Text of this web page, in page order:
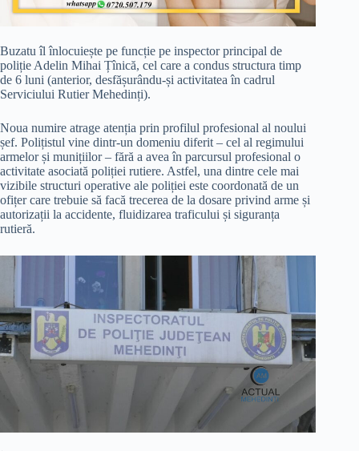
Buzatu îl înlocuiește pe funcție pe inspector principal de
poliție Adelin Mihai Țînică, cel care a condus structura timp
de 6 luni (anterior, desfășurându-și activitatea în cadrul
Serviciului Rutier Mehedinți).
Noua numire atrage atenția prin profilul profesional al noului
șef. Polițistul vine dintr-un domeniu diferit – cel al regimului
armelor și munițiilor – fără a avea în parcursul profesional o
activitate asociată poliției rutiere. Astfel, una dintre cele mai
vizibile structuri operative ale poliției este coordonată de un
ofițer care trebuie să facă trecerea de la dosare privind arme și
autorizații la accidente, fluidizarea traficului și siguranța
rutieră.